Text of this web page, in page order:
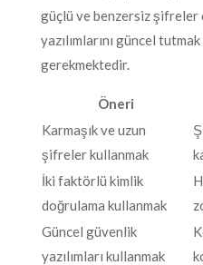
güçlü ve benzersiz
yazılımlarını güncel
gerekmektedir.
Öneri
Karmaşık ve uzun
şifreler kullanmak
İki faktörlü kimlik
doğrulama kullanmak
Güncel güvenlik
yazılımları kullanmak